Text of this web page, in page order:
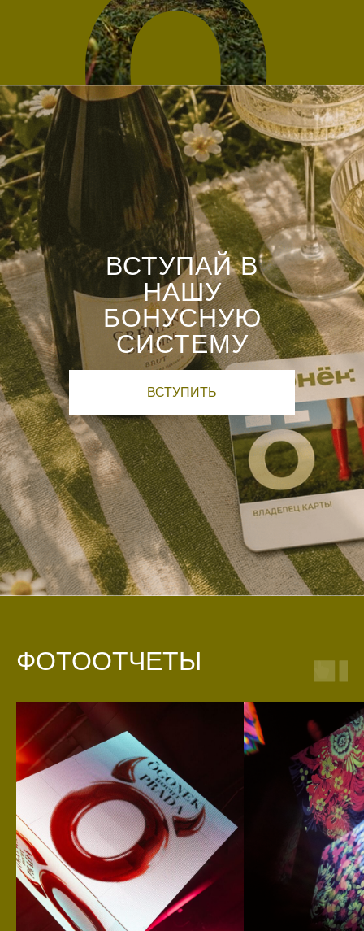
ВСТУПАЙ В
НАШУ
БОНУСНУЮ
СИСТЕМУ
ВСТУПИТЬ
ФОТООТЧЕТЫ